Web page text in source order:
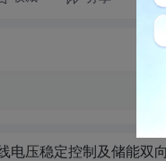
电压稳定控制及储能双